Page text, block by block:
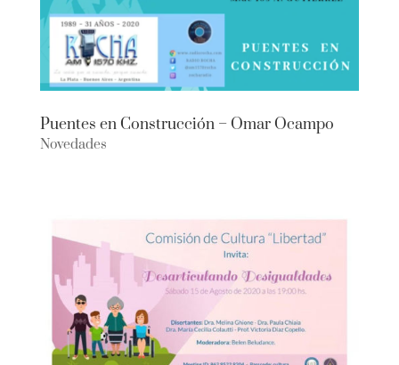
Puentes en Construcción – Omar Ocampo
Novedades